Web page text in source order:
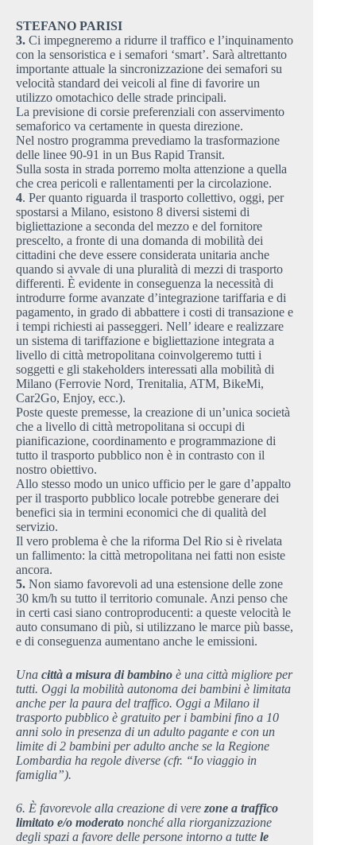
STEFANO PARISI
3. Ci impegneremo a ridurre il traffico e l’inquinamento
con la sensoristica e i semafori ‘smart’. Sarà altrettanto
importante attuale la sincronizzazione dei semafori su
velocità standard dei veicoli al fine di favorire un
utilizzo omotachico delle strade principali.
La previsione di corsie preferenziali con asservimento
semaforico va certamente in questa direzione.
Nel nostro programma prevediamo la trasformazione
delle linee 90-91 in un Bus Rapid Transit.
Sulla sosta in strada porremo molta attenzione a quella
che crea pericoli e rallentamenti per la circolazione.
4. Per quanto riguarda il trasporto collettivo, oggi, per
spostarsi a Milano, esistono 8 diversi sistemi di
bigliettazione a seconda del mezzo e del fornitore
prescelto, a fronte di una domanda di mobilità dei
cittadini che deve essere considerata unitaria anche
quando si avvale di una pluralità di mezzi di trasporto
differenti. È evidente in conseguenza la necessità di
introdurre forme avanzate d’integrazione tariffaria e di
pagamento, in grado di abbattere i costi di transazione e
i tempi richiesti ai passeggeri. Nell’ ideare e realizzare
un sistema di tariffazione e bigliettazione integrata a
livello di città metropolitana coinvolgeremo tutti i
soggetti e gli stakeholders interessati alla mobilità di
Milano (Ferrovie Nord, Trenitalia, ATM, BikeMi,
Car2Go, Enjoy, ecc.).
Poste queste premesse, la creazione di un’unica società
che a livello di città metropolitana si occupi di
pianificazione, coordinamento e programmazione di
tutto il trasporto pubblico non è in contrasto con il
nostro obiettivo.
Allo stesso modo un unico ufficio per le gare d’appalto
per il trasporto pubblico locale potrebbe generare dei
benefici sia in termini economici che di qualità del
servizio.
Il vero problema è che la riforma Del Rio si è rivelata
un fallimento: la città metropolitana nei fatti non esiste
ancora.
5. Non siamo favorevoli ad una estensione delle zone
30 km/h su tutto il territorio comunale. Anzi penso che
in certi casi siano controproducenti: a queste velocità le
auto consumano di più, si utilizzano le marce più basse,
e di conseguenza aumentano anche le emissioni.
Una città a misura di bambino è una città migliore per
tutti. Oggi la mobilità autonoma dei bambini è limitata
anche per la paura del traffico. Oggi a Milano il
trasporto pubblico è gratuito per i bambini fino a 10
anni solo in presenza di un adulto pagante e con un
limite di 2 bambini per adulto anche se la Regione
Lombardia ha regole diverse (cfr. “Io viaggio in
famiglia”).
6. È favorevole alla creazione di vere zone a traffico
limitato e/o moderato nonché alla riorganizzazione
degli spazi a favore delle persone intorno a tutte le